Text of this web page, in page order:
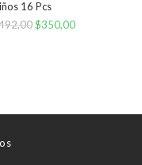
16 Pcs
El
$350,00El